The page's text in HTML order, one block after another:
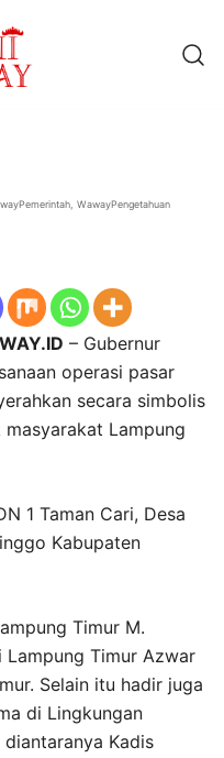
WawayPengetahuan
– Gubernur
operasi pasar
secara simbolis
Lampung
1 Taman Cari, Desa
Kabupaten
Timur M.
Lampung Timur Azwar
Selain itu hadir juga
di Lingkungan
Kadis